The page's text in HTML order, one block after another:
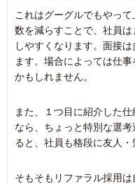
これはグーグルでもやっ
数を減らすことで、社員
しやすくなります。面接
ます。場合によっては仕
かもしれません。
また、１つ目に紹介した
なら、ちょっと特別な選
ると、社員も格段に友人・
そもそもリファラル採用